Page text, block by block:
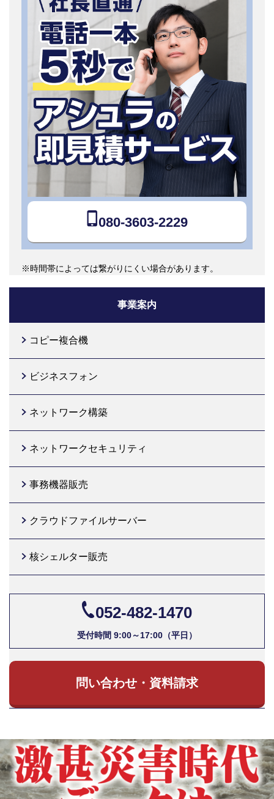
080-3603-2229
※時間帯によっては繋がりにくい場合があります。
事業案内
コピー複合機
ビジネスフォン
ネットワーク構築
ネットワークセキュリティ
事務機器販売
クラウドファイルサーバー
核シェルター販売
052-482-1470
受付時間 9:00～17:00（平日）
問い合わせ・資料請求